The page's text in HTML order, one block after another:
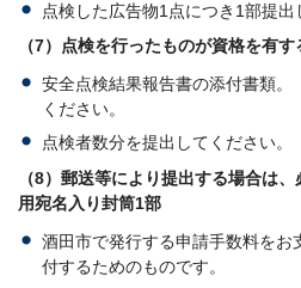
点検した広告物1点につき1部提出
（7）点検を行ったものが資格を有
安全点検結果報告書の添付書類。
ください。
点検者数分を提出してください。
（8）郵送等により提出する場合は
用宛名入り封筒1部
酒田市で発行する申請手数料をお
付するためのものです。